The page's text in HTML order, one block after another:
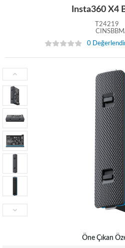
Insta360 X4
T24219
0
Öne Çıkan